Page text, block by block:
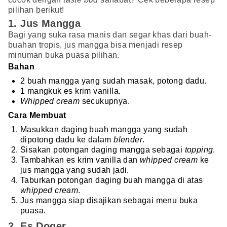
pilihan berikut!
1. Jus Mangga
Bagi yang suka rasa manis dan segar khas dari buah-
buahan tropis, jus mangga bisa menjadi resep
minuman buka puasa pilihan.
Bahan
2 buah mangga yang sudah masak, potong dadu.
1 mangkuk es krim vanilla.
Whipped cream secukupnya.
Cara Membuat
Masukkan daging buah mangga yang sudah
dipotong dadu ke dalamblender.
Sisakan potongan daging mangga sebagai topping.
Tambahkan es krim vanilla dan whipped cream ke
jus mangga yang sudah jadi.
Taburkan potongan daging buah mangga di atas
whipped cream.
Jus mangga siap disajikan sebagai menu buka
puasa.